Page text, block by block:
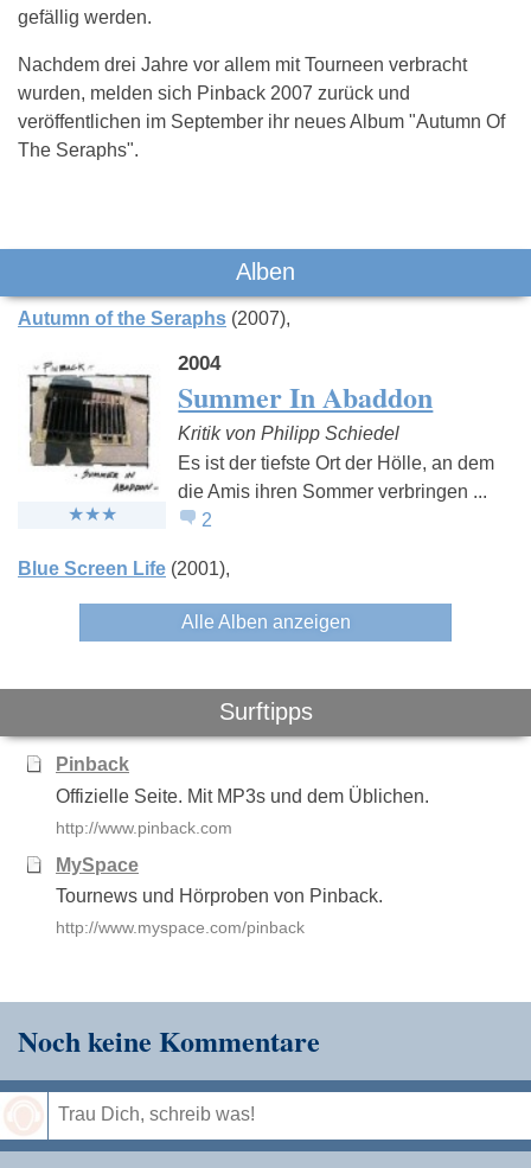
gefällig werden.
Nachdem drei Jahre vor allem mit Tourneen verbracht
wurden, melden sich Pinback 2007 zurück und
veröffentlichen im September ihr neues Album "Autumn Of
The Seraphs".
Das könnte Dich auch interessieren:
The Strokes Interpol Maximo
Alben
Autumn of the Seraphs (2007)
2004
Summer In Abaddon
Kritik von Philipp Schiedel
Es ist der tiefste Ort der Hölle, an dem
die Amis ihren Sommer verbringen ...
2
Blue Screen Life (2001)
Alle Alben anzeigen
Surftipps
Pinback
Offizielle Seite. Mit MP3s und dem Üblichen.
http://www.pinback.com
MySpace
Tournews und Hörproben von Pinback.
http://www.myspace.com/pinback
Noch keine Kommentare